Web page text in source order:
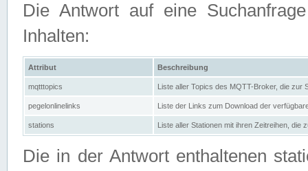
Die Antwort auf eine
Inhalten:
Attribut Beschreibung
mqtttopics Liste aller Topics des MQTT-Broker, die zur
pegelonlinelinks Liste der Links zum Download der
stations Liste aller Stationen mit ihren Zeitreihen, die
Die in der Antwort enthaltenen